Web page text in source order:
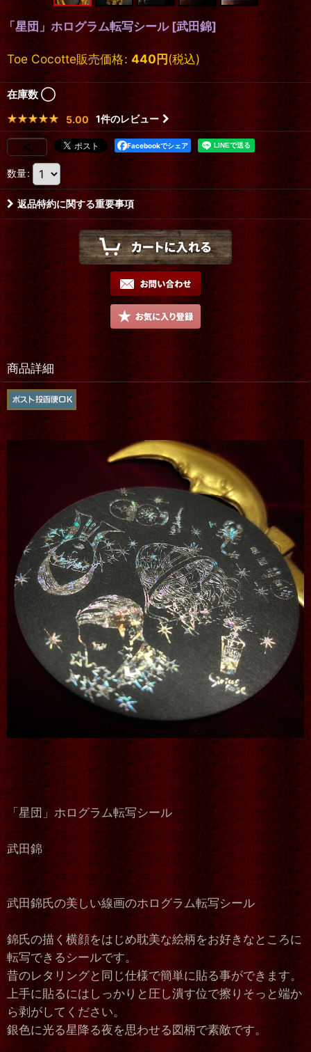
「星団」ホログラム転写シール [武田錦]
Toe Cocotte販売価格: 440円(税込)
在庫数 ◯
5.00 1件のレビュー
Facebookでシェア
数量:
返品特約に関する重要事項
商品詳細
「星団」ホログラム転写シール
武田錦
武田錦氏の美しい線画のホログラム転写シール
錦氏の描く横顔をはじめ耽美な絵柄をお好きなところに
転写できるシールです。
昔のレタリングと同じ仕様で簡単に貼る事ができます。
上手に貼るにはしっかりと圧し潰す位で擦りそっと端か
ら剥がしてください。
銀色に光る星降る夜を思わせる図柄で素敵です。